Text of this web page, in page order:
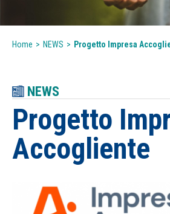
Home > NEWS > Progetto Impresa
NEWS
Progetto
Accogliente